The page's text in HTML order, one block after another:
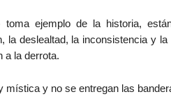
ejemplo de la historia,
la deslealtad, la inconsistencia y
a la derrota.
mística y no se entregan las